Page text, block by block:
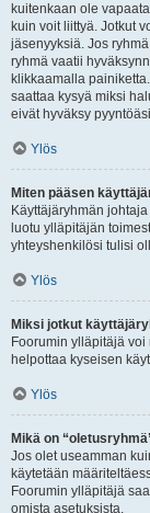
kuitenkaan ole
kuin voit liittyä. Jotkut
jäsenyyksiä. Jos
ryhmä vaatii
klikkaamalla
saattaa kysyä miksi
eivät hyväksy
Ylös
Miten pääsen
Käyttäjäryhmän
luotu ylläpitäjän
yhteyshenkilösi tulisi
Ylös
Miksi jotkut
Foorumin ylläpitäjä
helpottaa kyseisen
Ylös
Mikä on
Jos olet useamman
käytetään
Foorumin ylläpitäjä
omista asetuksista.